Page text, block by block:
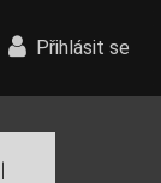
Přihlásit se